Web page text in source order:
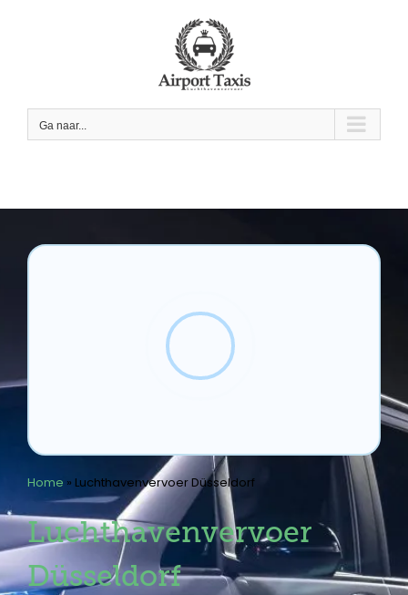
Ga naar...
Home » Luchthavenvervoer Düsseldorf
Luchthavenvervoer
Düsseldorf